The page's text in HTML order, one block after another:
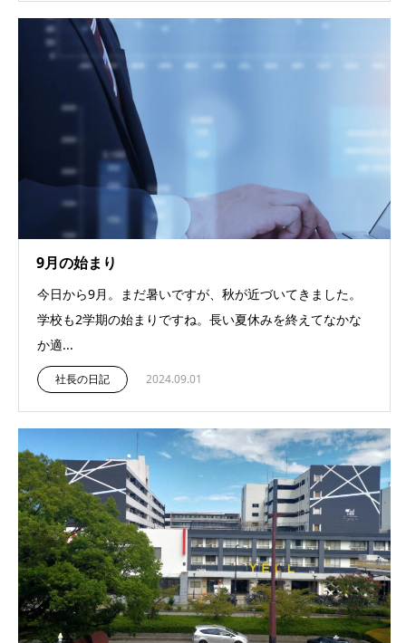
9月の始まり
今日から9月。まだ暑いですが、秋が近づいてきました。
学校も2学期の始まりですね。長い夏休みを終えてなかな
か適...
社長の日記 2024.09.01